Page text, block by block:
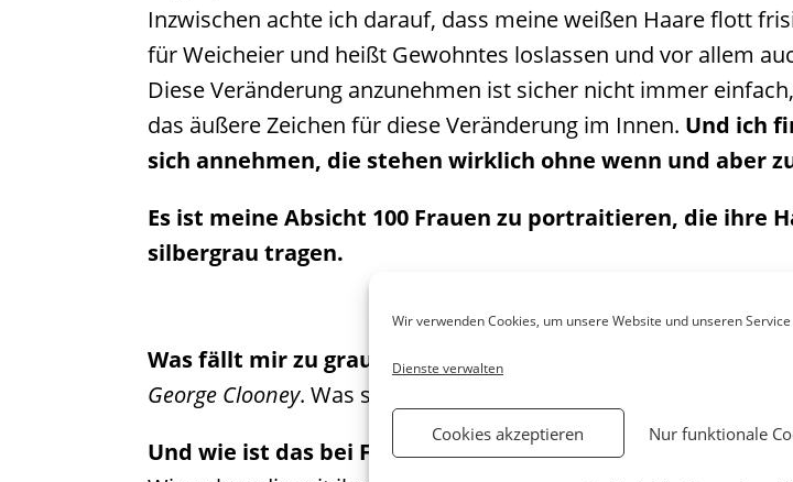
Wir verwenden Cookies, um unsere Website und unseren
Dienste verwalten
Cookies akzeptieren Nur funktionale
Inzwischen achte ich darauf, dass meine weißen Haare flott
für Weicheier und heißt Gewohntes loslassen und vor allem
Diese Veränderung anzunehmen ist sicher nicht immer
das äußere Zeichen für diese Veränderung im Innen. Und ich
sich annehmen, die stehen wirklich ohne wenn und aber
Es ist meine Absicht 100 Frauen zu portraitieren, die ihre
silbergrau tragen.
Was fällt mir zu grauen Haaren ein?
George Clooney. Was sonst. Männer können mit
Und wie ist das bei Frauen?